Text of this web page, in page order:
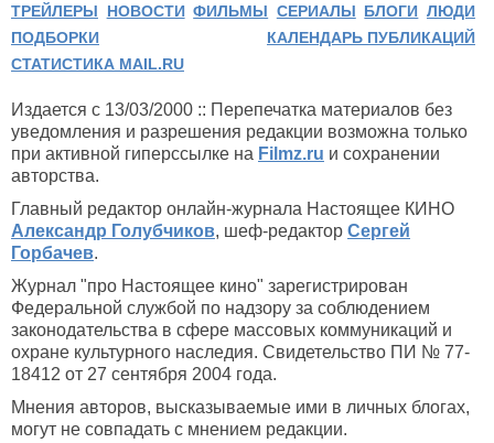
ТРЕЙЛЕРЫ НОВОСТИ ФИЛЬМЫ СЕРИАЛЫ БЛОГИ ЛЮДИ
ПОДБОРКИ
КАЛЕНДАРЬ ПУБЛИКАЦИЙ
СТАТИСТИКА MAIL.RU
Издается с 13/03/2000 :: Перепечатка материалов без
уведомления и разрешения редакции возможна только
при активной гиперссылке на Filmz.ru и сохранении
авторства.
Главный редактор онлайн-журнала Настоящее КИНО
Александр Голубчиков, шеф-редактор Сергей
Горбачев.
Журнал "про Настоящее кино" зарегистрирован
Федеральной службой по надзору за соблюдением
законодательства в сфере массовых коммуникаций и
охране культурного наследия. Свидетельство ПИ № 77-
18412 от 27 сентября 2004 года.
Мнения авторов, высказываемые ими в личных блогах,
могут не совпадать с мнением редакции.